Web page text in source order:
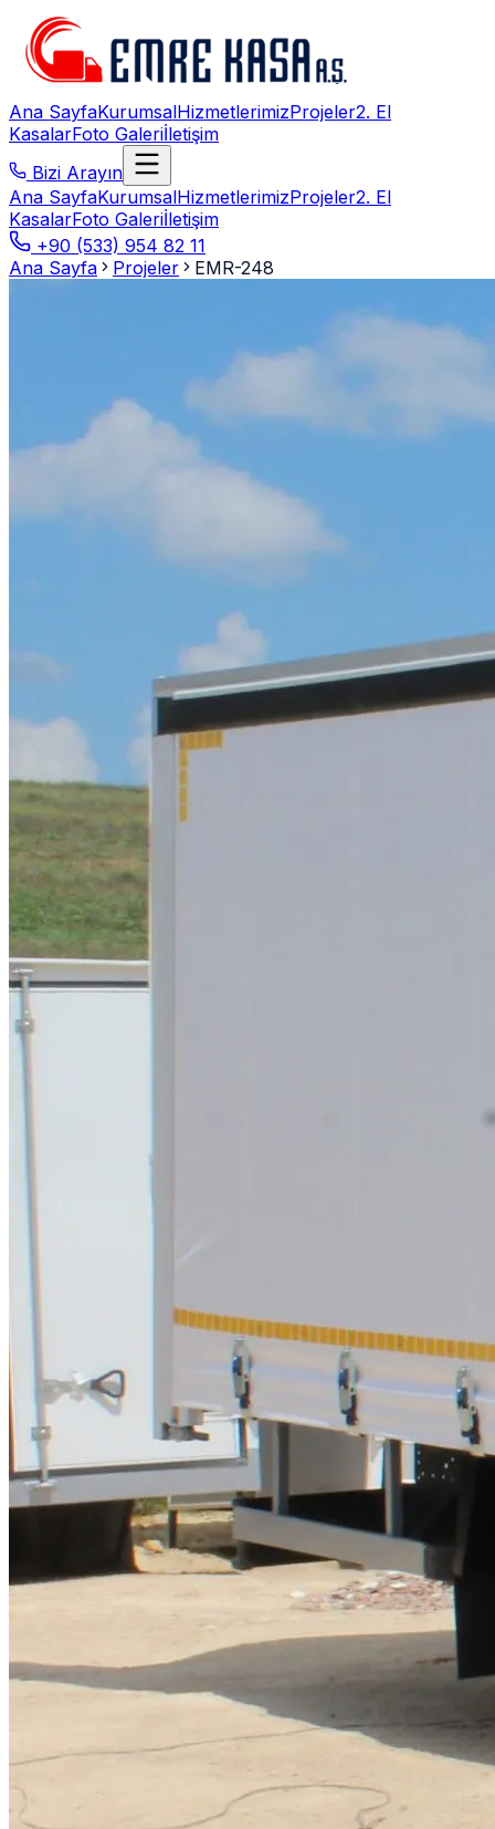
Ana SayfaKurumsalHizmetlerimizProjeler2. El
KasalarFoto Galeriİletişim
Bizi Arayın
Ana SayfaKurumsalHizmetlerimizProjeler2. El
KasalarFoto Galeriİletişim
+90 (533) 954 82 11
Ana Sayfa
Projeler EMR-248